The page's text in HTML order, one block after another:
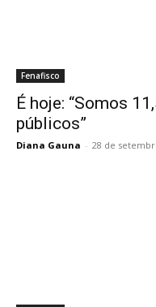
Fenafisco
É hoje: “Somos
públicos”
Diana Gauna - 28 de